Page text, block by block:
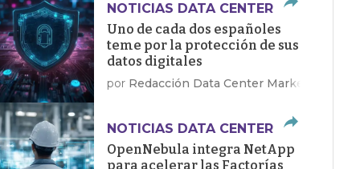
NOTICIAS DATA CENTER
Uno de cada dos españoles
teme por la protección de sus
datos digitales
por Redacción Data Center Market
NOTICIAS DATA CENTER
OpenNebula integra NetApp
para acelerar las Factorías